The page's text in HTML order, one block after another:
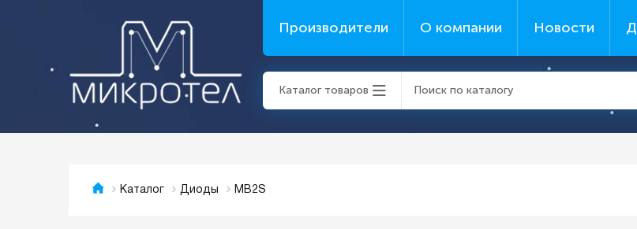
Производители О компании Новости
Каталог товаров
Каталог Диоды MB2S